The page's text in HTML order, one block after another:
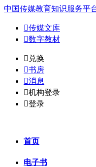
中国传媒教育知识服务平
传媒文库
数字教材
𐈈 兑换
书房
消息
机构登录
登录
首页
电子书